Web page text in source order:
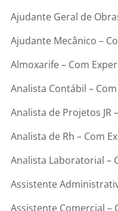
Ajudante Geral de
Ajudante Mecânico –
Almoxarife – Com
Analista Contábil –
Analista de Projetos JR
Analista de Rh – Com
Analista Laboratorial –
Assistente
Assistente Comercial –